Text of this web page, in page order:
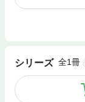
シリーズ 全1冊